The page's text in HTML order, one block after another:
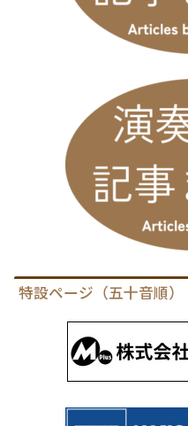
特設ページ（五十音順）